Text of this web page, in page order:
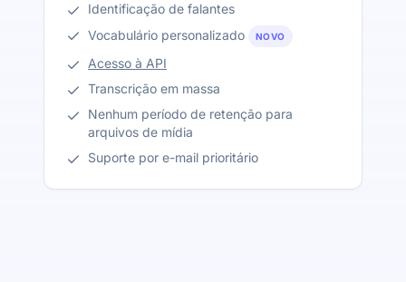
Identificação de falantes
Vocabulário personalizado
NOVO
Acesso à API
Transcrição em massa
Nenhum período de retenção para
arquivos de mídia
Suporte por e-mail prioritário